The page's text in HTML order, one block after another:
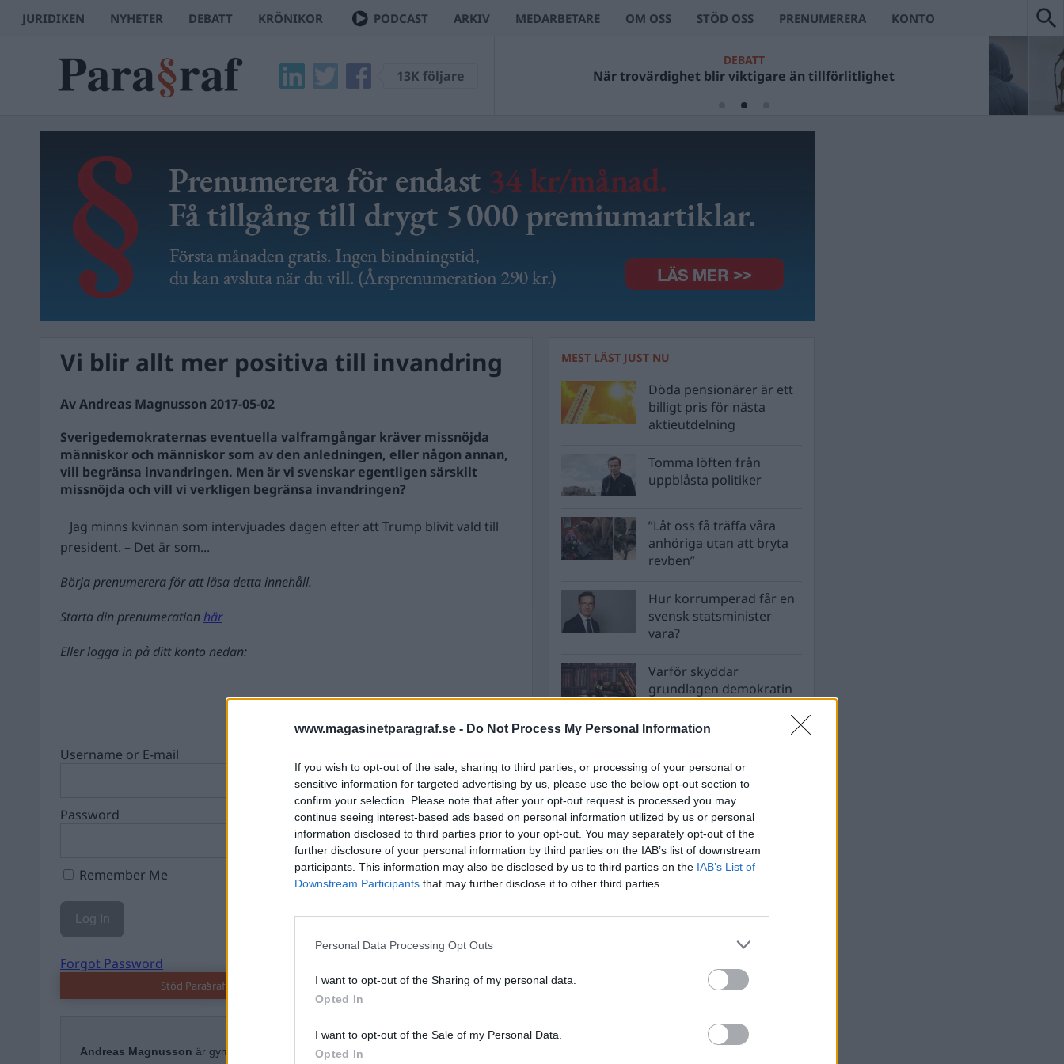
www.magasinetparagraf.se - Do Not Process My Personal Information
If you wish to opt-out of the sale, sharing to third parties, or processing of your personal or
sensitive information for targeted advertising by us, please use the below opt-out section to
confirm your selection. Please note that after your opt-out request is processed you may
continue seeing interest-based ads based on personal information utilized by us or personal
information disclosed to third parties prior to your opt-out. You may separately opt-out of the
further disclosure of your personal information by third parties on the IAB’s list of downstream
participants. This information may also be disclosed by us to third parties on the IAB’s List of
Downstream Participants that may further disclose it to other third parties.
Personal Data Processing Opt Outs
I want to opt-out of the Sharing of my personal data.
Opted In
I want to opt-out of the Sale of my Personal Data.
Opted In
JURIDIKEN NYHETER DEBATT KRÖNIKOR PODCAST ARKIV MEDARBETARE OM OSS STÖD OSS PRENUMERERA KONTO
13K följare
DEBATT
När trovärdighet blir viktigare än tillförlitlighet
Vi blir allt mer positiva till invandring
Av Andreas Magnusson 2017-05-02
Sverigedemokraternas eventuella valframgångar kräver missnöjda
människor och människor som av den anledningen, eller någon annan,
vill begränsa invandringen. Men är vi svenskar egentligen särskilt
missnöjda och vill vi verkligen begränsa invandringen?
Jag minns kvinnan som intervjuades dagen efter att Trump blivit vald till
president. – Det är som...
Börja prenumerera för att läsa detta innehåll.
Starta din prenumerationhär
Eller logga in på ditt konto nedan:
Username or E-mail
Password
Remember Me
Forgot Password
Stöd Para§raf – magasinet som hatas av högertrollen
Andreas Magnusson är gymnasielärare i svenska, religion och etik. Han är också
MEST LÄST JUST NU
Döda pensionärer är ett
billigt pris för nästa
aktieutdelning
Tomma löften från
uppblåsta politiker
”Låt oss få träffa våra
anhöriga utan att bryta
revben”
Hur korrumperad får en
svensk statsminister
vara?
Varför skyddar
grundlagen demokratin
STÖD OSS
Stöd Para§raf – magasinet som hatas av
högertrollen
PRENUMERERA PÅ PARA§RAFS NYHETSBREV
Brottslighet
Börje